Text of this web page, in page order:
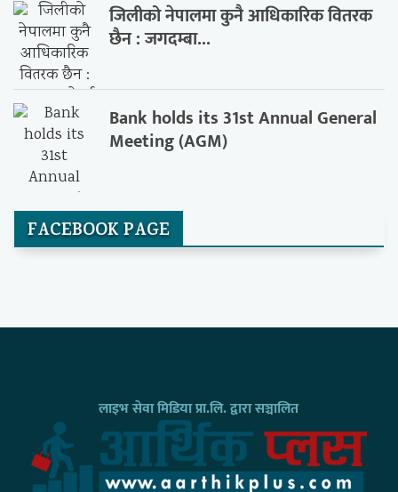
जिलीको नेपालमा कुनै आधिकारिक वितरक
छैन : जगदम्बा...
Bank holds its 31st Annual General
Meeting (AGM)
FACEBOOK PAGE
लाइभ सेवा मिडिया प्रा.लि. द्वारा सञ्चालित